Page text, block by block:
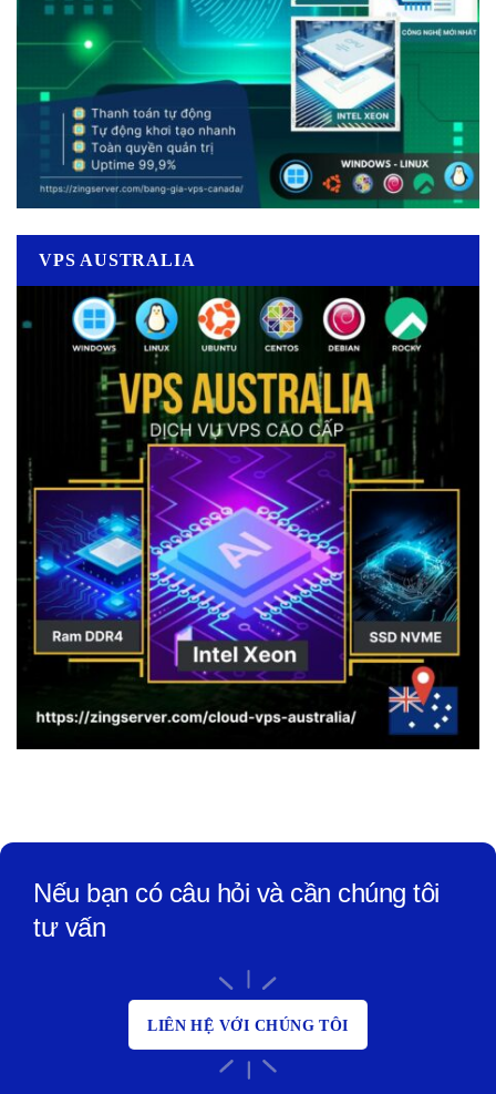
VPS AUSTRALIA
Nếu bạn có câu hỏi và cần chúng tôi
tư vấn
LIÊN HỆ VỚI CHÚNG TÔI